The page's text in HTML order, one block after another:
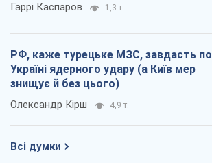
Гаррі Каспаров 1,3 т.
РФ, каже турецьке МЗС, завдасть по
Україні ядерного удару (а Київ мер
знищує й без цього)
Олександр Кірш 4,9 т.
Всі думки